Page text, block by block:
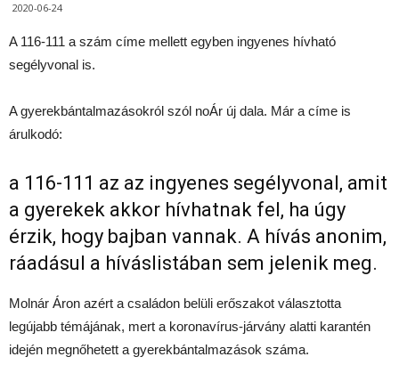
2020-06-24
A 116-111 a szám címe mellett egyben ingyenes hívható
segélyvonal is.
A gyerekbántalmazásokról szól noÁr új dala. Már a címe is
árulkodó:
a 116-111 az az ingyenes segélyvonal, amit
a gyerekek akkor hívhatnak fel, ha úgy
érzik, hogy bajban vannak. A hívás anonim,
ráadásul a híváslistában sem jelenik meg.
Molnár Áron azért a családon belüli erőszakot választotta
legújabb témájának, mert a koronavírus-járvány alatti karantén
idején megnőhetett a gyerekbántalmazások száma.